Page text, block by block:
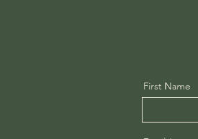
First Name